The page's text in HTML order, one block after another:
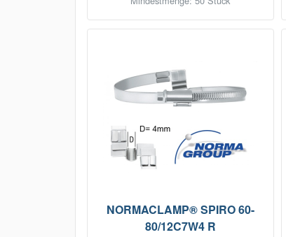
NORMACLAMP® SPIRO 60-
80/12C7W4 R